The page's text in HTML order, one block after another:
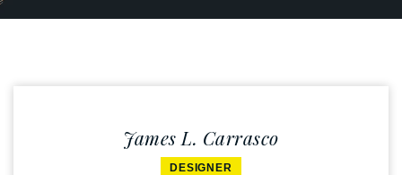
James L. Carrasco
DESIGNER